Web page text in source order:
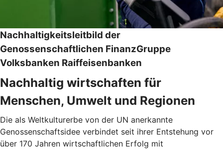
Nachhaltigkeitsleitbild der
Genossenschaftlichen FinanzGruppe
Volksbanken Raiffeisenbanken
Nachhaltig wirtschaften für
Menschen, Umwelt und Regionen
Die als Weltkulturerbe von der UN anerkannte
Genossenschaftsidee verbindet seit ihrer Entstehung vor
über 170 Jahren wirtschaftlichen Erfolg mit